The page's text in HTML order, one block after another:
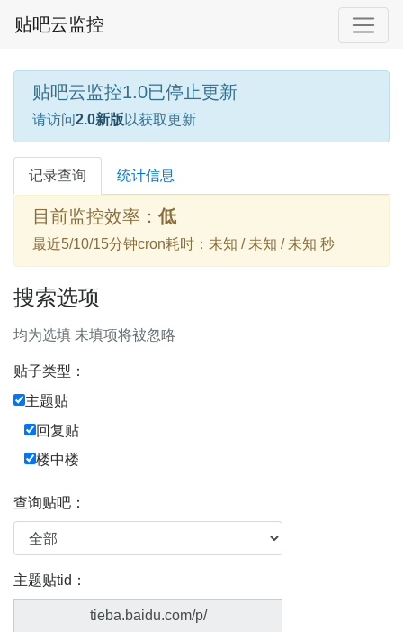
贴吧云监控
贴吧云监控1.0已停止更新
请访问2.0新版 以获取更新
记录查询 统计信息
目前监控效率： 低
最近5/10/15分钟cron耗时：未知 / 未知 / 未知 秒
搜索选项
均为选填 未填项将被忽略
贴子类型：
主题贴
回复贴
楼中楼
查询贴吧：
主题贴tid：
tieba.baidu.com/p/